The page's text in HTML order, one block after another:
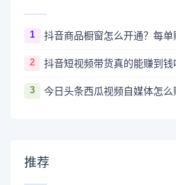
1 抖音商品橱窗怎么开通？每单
2 抖音短视频带货真的能赚到
3 今日头条西瓜视频自媒体怎
推荐